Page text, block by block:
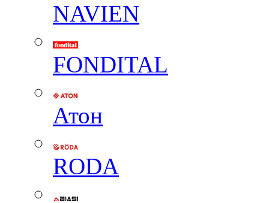
NAVIEN
FONDITAL
Атон
RODA